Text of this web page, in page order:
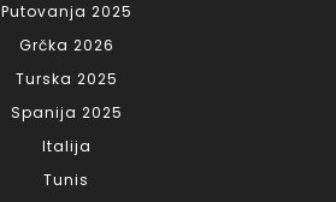
Putovanja 2025
Grčka 2026
Turska 2025
Spanija 2025
Italija
Tunis